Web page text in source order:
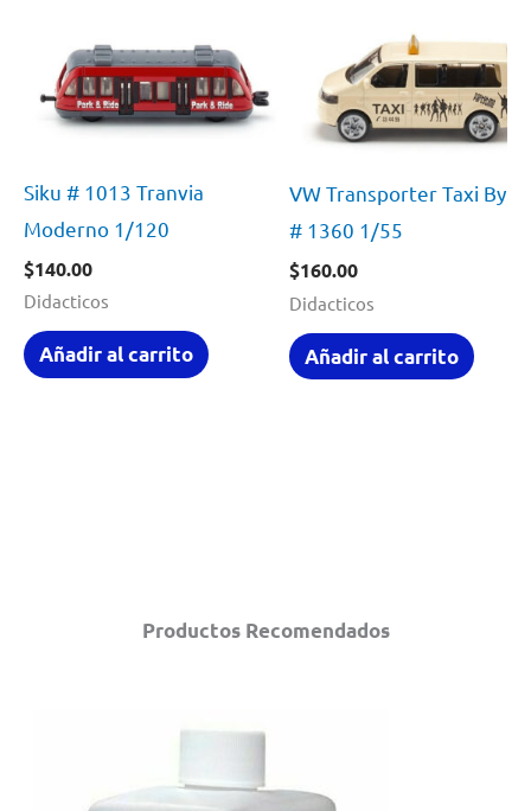
Productos Recomendados
Siku # 1013 Tranvia
Moderno 1/120
$140.00
Didacticos
Añadir al carrito
VW Transporter Taxi By
# 1360 1/55
$160.00
Didacticos
Añadir al carrito